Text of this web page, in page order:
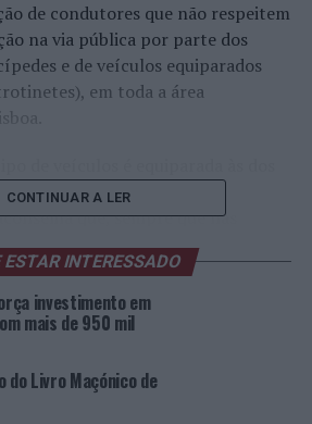
de condutores que não respeitem
na via pública por parte dos
e de veículos equiparados
em toda a área
contudo, a Polícia de
que, sempre que nas
existam pistas especiais
que as mesmas sejam
proporcionam uma maior
de fiscalização apenas
atenção à circulação deste tipo de
CONTINUAR A LER
ESTAR INTERESSADO
investimento em
mais de 950 mil
do Livro Maçónico de